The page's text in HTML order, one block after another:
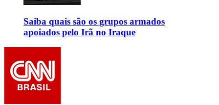
Saiba quais são os grupos armados
apoiados pelo Irã no Iraque